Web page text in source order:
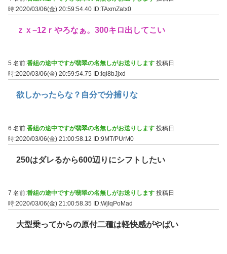
時:2020/03/06(金) 20:59:54.40 ID:TAxmZatx0
ｚｘ−12ｒやろなぁ。300キロ出してこい
5 名前:番組の途中ですが翡翠の名無しがお送りします 投稿日
時:2020/03/06(金) 20:59:54.75
ID:Iqi8bJjxd
欲しかったらな？自分で分捕りな
6 名前:番組の途中ですが翡翠の名無しがお送りします 投稿日
時:2020/03/06(金) 21:00:58.12 ID:9MT/PUrM0
250はダレるから600辺りにシフトしたい
7 名前:番組の途中ですが翡翠の名無しがお送りします 投稿日
時:2020/03/06(金) 21:00:58.35
ID:WjIqPoMad
大型乗ってからの原付二種は軽快感がやばい